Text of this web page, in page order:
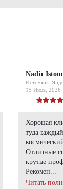
Nadin
Источник:
15 Июль, 2026
Хорошая
туда
Отличные
крутые
Рекомен...
Читать